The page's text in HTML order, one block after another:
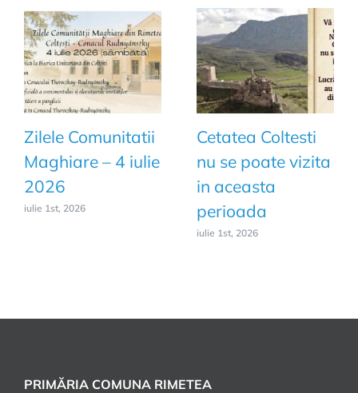
Zilele Comunitatii
Maghiare – 4 iulie
2026
iulie 1st, 2026
Cetatea Coltesti
nu se poate vizita
in aceasta
perioada
iulie 1st, 2026
PRIMĂRIA COMUNA RIMETEA